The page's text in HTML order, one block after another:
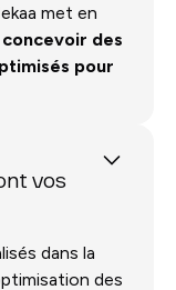
met en
concevoir des
pour
vos
dans la
des